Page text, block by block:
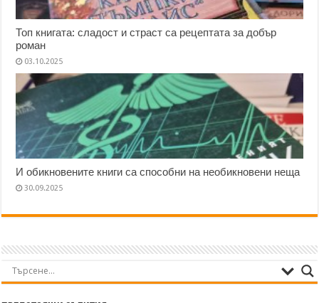
Топ книгата: сладост и страст са рецептата за добър
роман
03.10.2025
И обикновените книги са способни на необикновени неща
30.09.2025